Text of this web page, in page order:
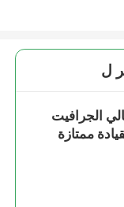
ل
الجرافيت
ممتازة